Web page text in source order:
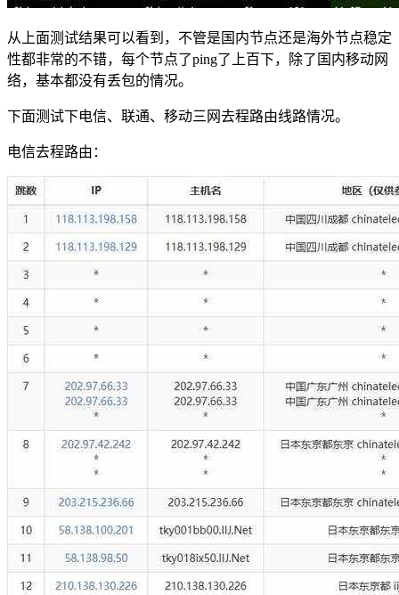
从上面测试结果可以看到，不管是国内节点还是海外节点稳定
性都非常的不错，每个节点了ping了上百下，除了国内移动网
络，基本都没有丢包的情况。
下面测试下电信、联通、移动三网去程路由线路情况。
电信去程路由：